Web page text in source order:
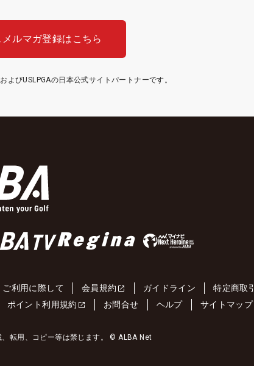
メルマガ登録はこちら
びUSLPGAの日本公式サイトパートナーです。
ご利用に際して 会員規約 ガイドライン
特定商取
ポイント利用規約 お問合せ ヘルプ サイトマップ
転用、コピー等は禁じます。 © ALBA Net